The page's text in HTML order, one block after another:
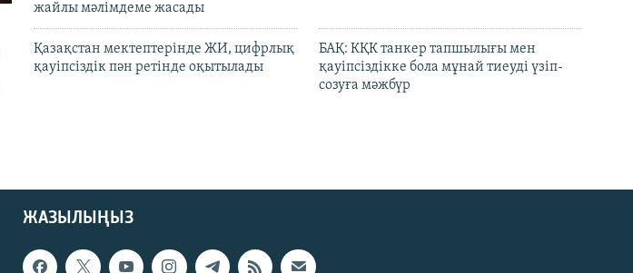
жайлы мәлімдеме жасады
Қазақстан мектептерінде ЖИ, цифрлық
қауіпсіздік пән ретінде оқытылады
БАҚ: КҚК танкер тапшылығы мен
қауіпсіздікке бола мұнай тиеуді үзіп-
созуға мәжбүр
ЖАЗЫЛЫҢЫЗ